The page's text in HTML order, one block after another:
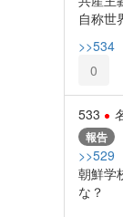
自称世
>>534
0
533
報告
>>529
朝鮮学
な？